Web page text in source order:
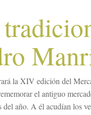
la XIV edición del
el antiguo
del año. A él acudían los